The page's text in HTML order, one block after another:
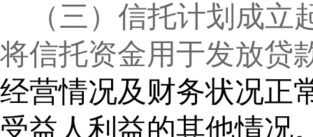
（三）信托计划成
将信托资金用于发放贷
经营情况及财务状况正
受益人利益的其他情况